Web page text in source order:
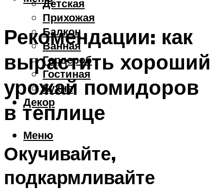
Детская
Прихожая
Балкон
Ванная
Гардероб
Гостиная
Кухня
Декор
Меню
Рекомендации: как
вырастить хороший
урожай помидоров
в теплице
Окучивайте,
подкармливайте